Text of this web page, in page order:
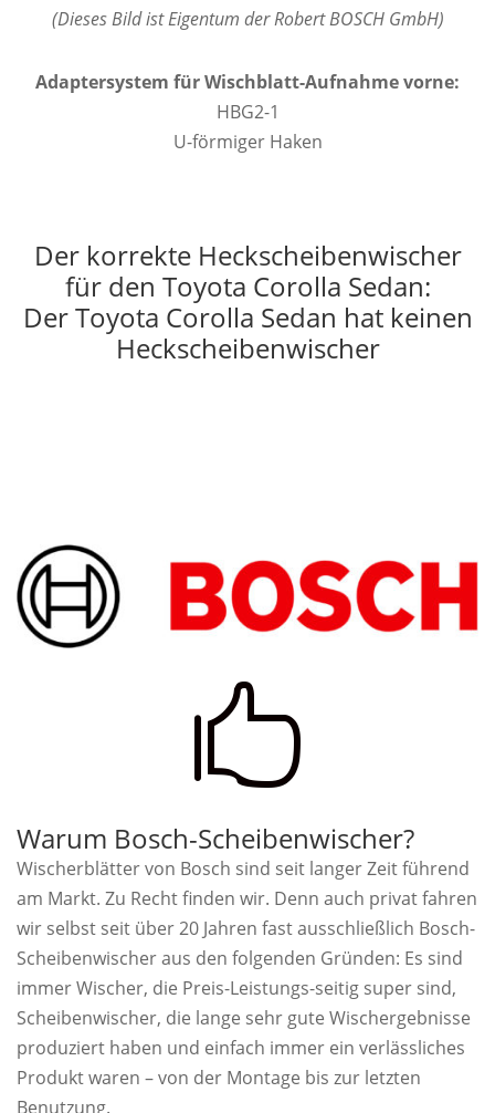
(Dieses Bild ist Eigentum der Robert BOSCH GmbH)
Adaptersystem für Wischblatt-Aufnahme vorne:
HBG2-1
U-förmiger Haken
Der korrekte Heckscheibenwischer
für den Toyota Corolla Sedan:
Der Toyota Corolla Sedan hat keinen
Heckscheibenwischer

Warum Bosch-Scheibenwischer?
Wischerblätter von Bosch sind seit langer Zeit führend
am Markt. Zu Recht finden wir. Denn auch privat fahren
wir selbst seit über 20 Jahren fast ausschließlich Bosch-
Scheibenwischer aus den folgenden Gründen: Es sind
immer Wischer, die Preis-Leistungs-seitig super sind,
Scheibenwischer, die lange sehr gute Wischergebnisse
produziert haben und einfach immer ein verlässliches
Produkt waren – von der Montage bis zur letzten
Benutzung.